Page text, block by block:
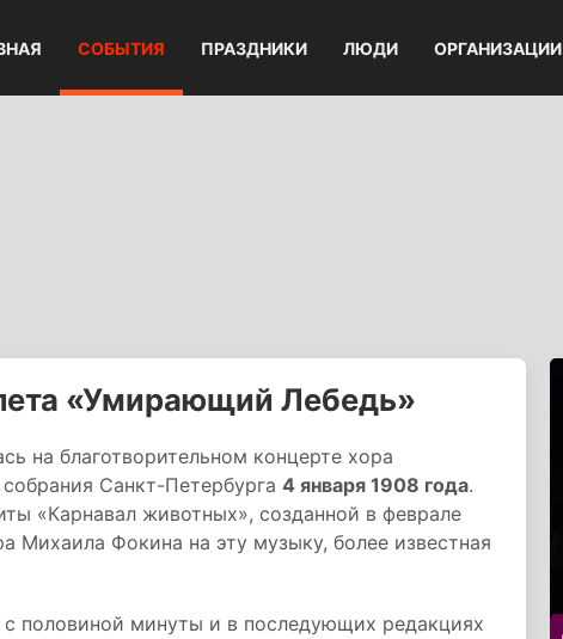
СОБЫТИЯ ПРАЗДНИКИ ЛЮДИ ОРГАНИЗАЦИИ
«Умирающий Лебедь»
на благотворительном концерте хора
Санкт-Петербурга 4 января 1908 года.
«Карнавал животных», созданной в феврале
Михаила Фокина на эту музыку, более известная
половиной минуты и в последующих редакциях